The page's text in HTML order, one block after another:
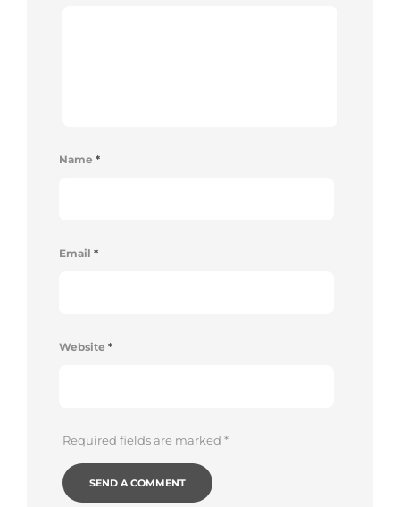
Name *
Email *
Website *
Required fields are marked *